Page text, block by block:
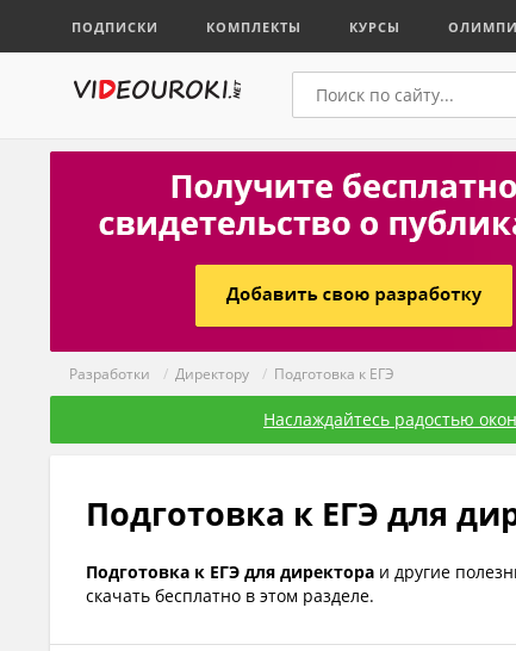
ПОДПИСКИ КОМПЛЕКТЫ КУРСЫ
Разработки / Директору / Подготовка к ЕГЭ
Наслаждайтесь радостью
Подготовка к ЕГЭ для
Подготовка к ЕГЭ для директора и другие
скачать бесплатно в этом разделе.